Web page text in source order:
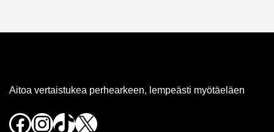
Aitoa vertaistukea perhearkeen, lempeästi myötäeläen
Facebook
Instagram
TikTok
X